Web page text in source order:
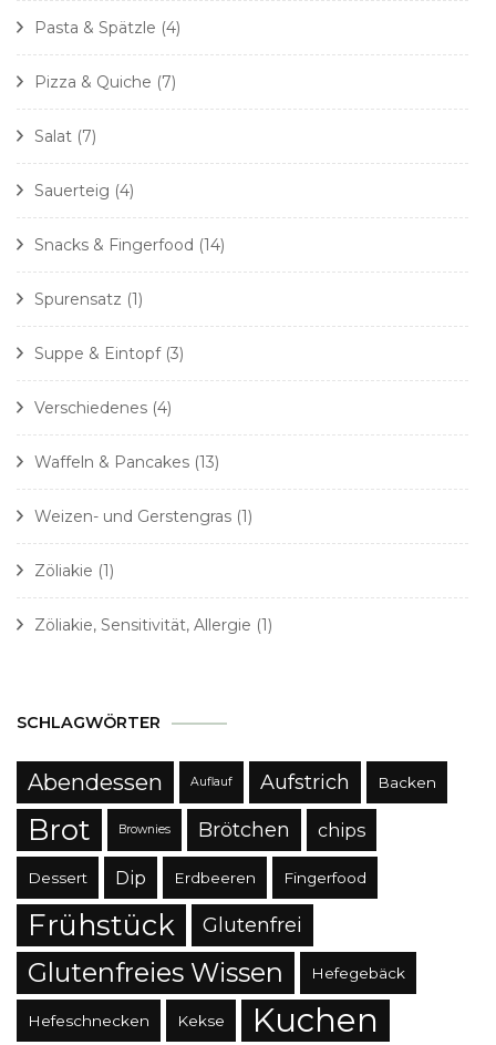
Pasta & Spätzle (4)
Pizza & Quiche (7)
Salat (7)
Sauerteig (4)
Snacks & Fingerfood (14)
Spurensatz (1)
Suppe & Eintopf(3)
Verschiedenes (4)
Waffeln & Pancakes (13)
Weizen- und Gerstengras (1)
Zöliakie (1)
Zöliakie, Sensitivität, Allergie (1)
SCHLAGWÖRTER
Abendessen Auflauf Aufstrich Backen
Brot Brownies Brötchen chips
Dessert Dip Erdbeeren Fingerfood
Frühstück Glutenfrei
Glutenfreies Wissen Hefegebäck
Hefeschnecken Kekse Kuchen